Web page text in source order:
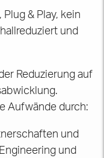
& Play, kein
und
Reduzierung auf
Aufwände durch:
und
und